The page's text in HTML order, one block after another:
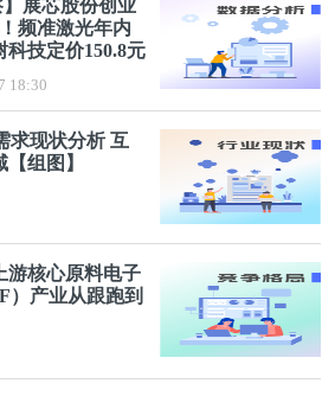
】展芯股份创业
频准激光年内
技定价150.8元
18:30
求现状分析 互
组图】
游核心原料电子
）产业从跟跑到